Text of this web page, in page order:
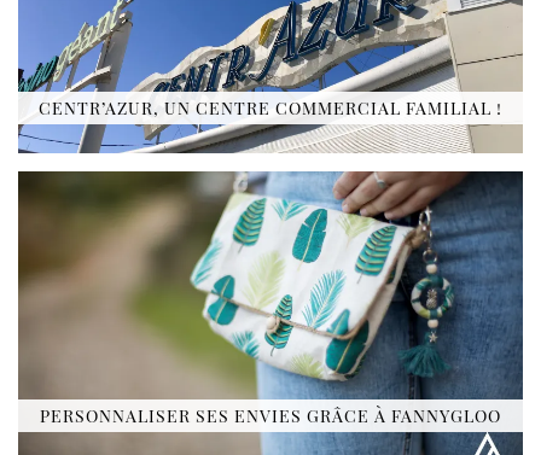
CENTR’AZUR, UN CENTRE COMMERCIAL FAMILIAL !
PERSONNALISER SES ENVIES GRÂCE À FANNYGLOO